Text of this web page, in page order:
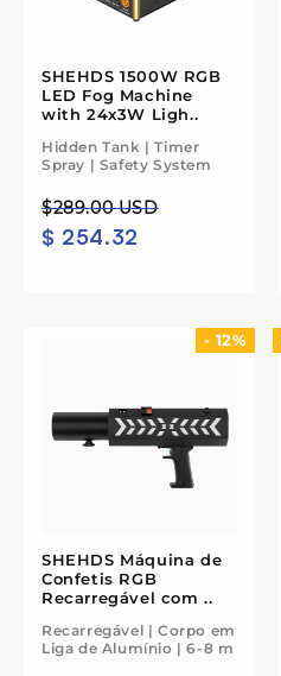
SHEHDS 1500W RGB
LED Fog Machine
with 24x3W Ligh..
Hidden Tank | Timer
Spray | Safety System
Preço
normal
$289.00 USD
Preço
de
$ 254.32
- 12%
SHEHDS Máquina de
Confetis RGB
Recarregável com ..
Recarregável | Corpo em
Liga de Alumínio | 6-8 m